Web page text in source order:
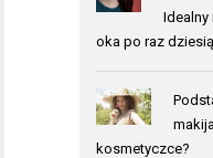
Idealny
oka po raz
kosmetyczce?